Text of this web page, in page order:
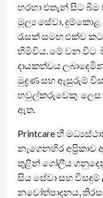
හරහා එතැන් සිට
මූල්‍ය සේවා,
රැසක් සමඟ එක්ව
හිමිවිය. මේ වන විට
දායකත්වය
මුද්‍රණ සහ ඇසුරුම්
හවුල්කරුවෙකු ලෙස
ඇත.
Printcare හී
නැගෙනහිර අප්‍රිකාව
තුළින් ගෝලීය
සිය සේවා සහ
නවෝත්පාදනය,